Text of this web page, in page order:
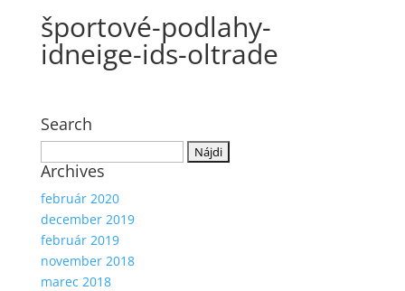
športové-podlahy-
idneige-ids-oltrade
Search
Archives
február 2020
december 2019
február 2019
november 2018
marec 2018